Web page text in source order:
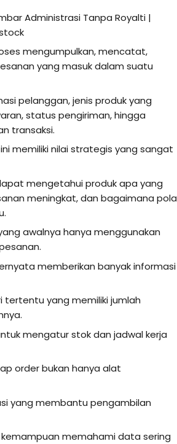
mengumpulkan, mencatat,
yang masuk dalam suatu
pelanggan, jenis produk yang
status pengiriman, hingga
transaksi.
memiliki nilai strategis yang sangat
mengetahui produk apa yang
meningkat, dan bagaimana pola
awalnya hanya menggunakan
memberikan banyak informasi
yang memiliki jumlah
mengatur stok dan jadwal kerja
order bukan hanya alat
yang membantu pengambilan
memahami data sering